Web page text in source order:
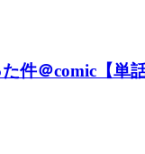
件＠comic【単